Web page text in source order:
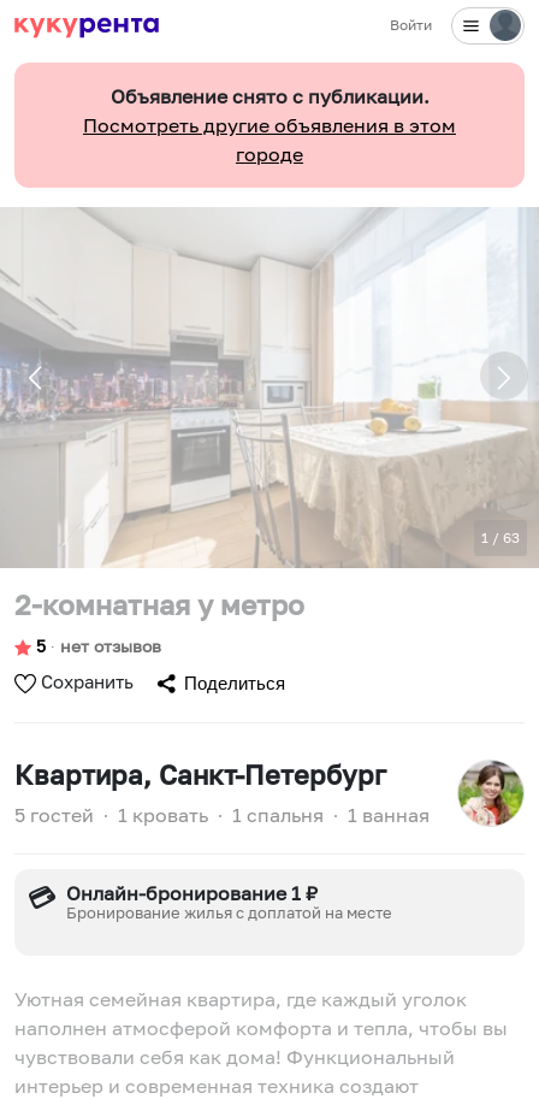
Войти
Объявление снято с публикации.
Посмотреть другие объявления в этом
городе
1 / 63
2-комнатная у метро
5 ∙ нет отзывов
Сохранить Поделиться
Квартира, Санкт-Петербург
5 гостей ∙ 1 кровать ∙ 1 спальня ∙ 1 ванная
💳 Онлайн-бронирование 1 ₽
Бронирование жилья с доплатой на месте
Уютная семейная квартира, где каждый уголок
наполнен атмосферой комфорта и тепла, чтобы вы
чувствовали себя как дома! Функциональный
интерьер и современная техника создают